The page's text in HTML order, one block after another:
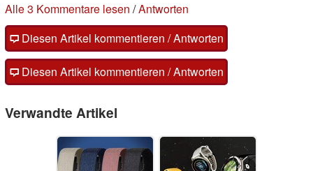
Alle 3 Kommentare lesen /Antworten
Diesen Artikel kommentieren / Antworten
Diesen Artikel kommentieren / Antworten
Verwandte Artikel